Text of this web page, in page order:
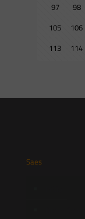
97
98
105
106
113
114
Saes